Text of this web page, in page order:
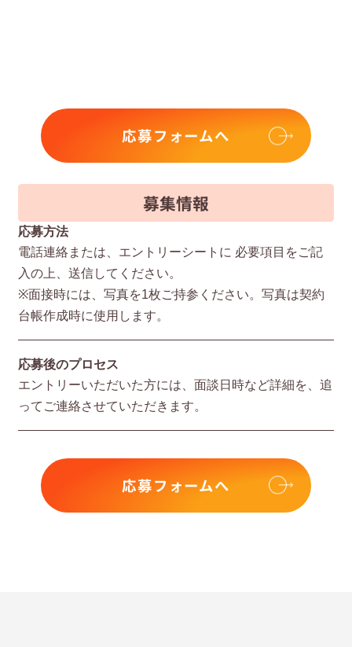
応募フォームへ
募集情報
応募方法
電話連絡または、エントリーシートに 必要項⽬をご記
⼊の上、送信してください。
※⾯接時には、写真を1枚ご持参ください。写真は契約
台帳作成時に使⽤します。
応募後のプロセス
エントリーいただいた⽅には、⾯談⽇時など詳細を、追
ってご連絡させていただきます。
応募フォームへ